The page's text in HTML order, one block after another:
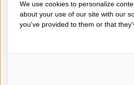
PLAIDS
HUISPARFUM
SIERKUSSENS
We use cookies to personalize
about your use of our site with our
you've provided to them or that